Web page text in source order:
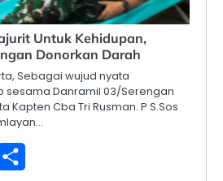
Untuk Kehidupan,
Donorkan Darah
Sebagai wujud nyata
sesama Danramil 03/Serengan
Kapten Cba Tri Rusman. P S.Sos
Email